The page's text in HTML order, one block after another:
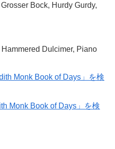
Bock, Hurdy Gurdy,
Dulcimer, Piano
Monk Book of Days」を検
Monk Book of Days」を検